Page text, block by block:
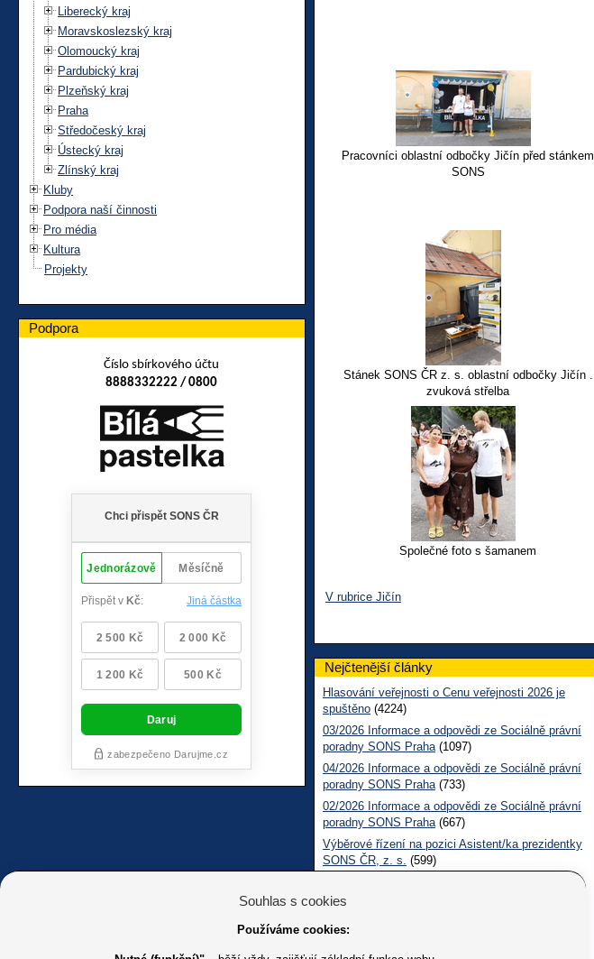
Liberecký kraj
Moravskoslezský kraj
Olomoucký kraj
Pardubický kraj
Plzeňský kraj
Praha
Středočeský kraj
Ústecký kraj
Zlínský kraj
Kluby
Podpora naší činnosti
Pro média
Kultura
Projekty
Pracovníci oblastní odbočky Jičín před stánkem
SONS
Stánek SONS ČR z. s. oblastní odbočky Jičín .
zvuková střelba
Společné foto s šamanem
V rubrice Jičín
Podpora
Číslo sbírkového účtu
8888332222 / 0800
Nejčtenější články
Hlasování veřejnosti o Cenu veřejnosti 2026 je
spuštěno (4224)
03/2026 Informace a odpovědi ze Sociálně právní
poradny SONS Praha (1097)
04/2026 Informace a odpovědi ze Sociálně právní
poradny SONS Praha (733)
02/2026 Informace a odpovědi ze Sociálně právní
poradny SONS Praha (667)
Výběrové řízení na pozici Asistent/ka prezidentky
SONS ČR, z. s. (599)
zrakovým postižením – vyplňte prosím dotazník
Filmový festival o lidských právech Jeden svět
2026
(502)
Souhlas s cookies
Používáme cookies: